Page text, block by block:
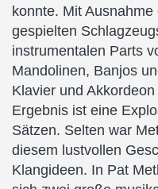
konnte. Mit
gespielten
instrumentalen Parts
Mandolinen, Banjos
Klavier und
Ergebnis ist eine
Sätzen. Selten war
diesem lustvollen
Klangideen. In Pat